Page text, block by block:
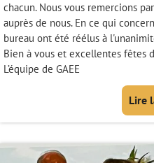
chacun. Nous vous remercions
auprès de nous. En ce qui
bureau ont été réélus à
Bien à vous et excellentes fêtes
L’équipe de GAEE
Lire